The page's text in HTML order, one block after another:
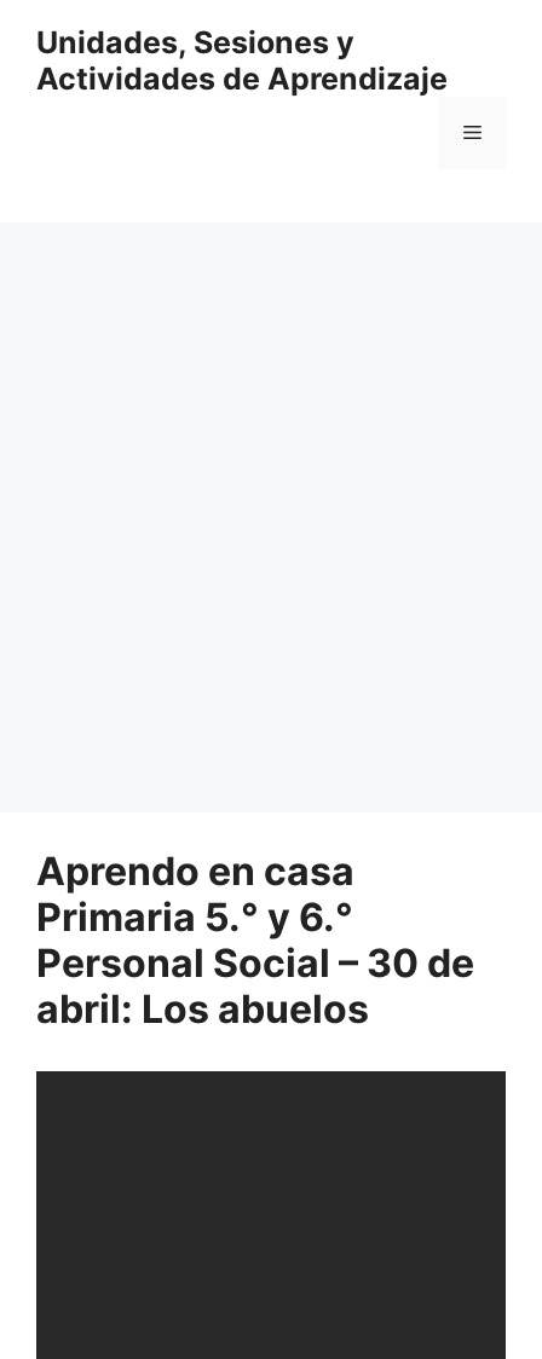
contenido
Unidades, Sesiones y
Actividades de Aprendizaje
Menú
Aprendo en casa
Primaria 5.° y 6.°
Personal Social – 30 de
abril: Los abuelos